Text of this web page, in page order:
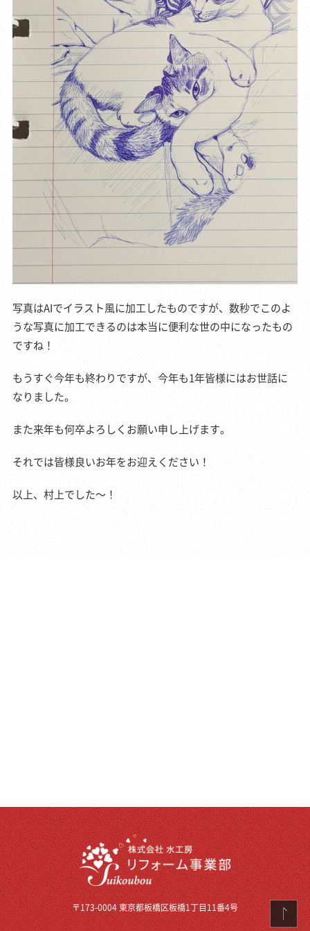
写真はAIでイラスト風に加工したものですが、数秒でこのよ
うな写真に加工できるのは本当に便利な世の中になったもの
ですね！
もうすぐ今年も終わりですが、今年も1年皆様にはお世話に
なりました。
また来年も何卒よろしくお願い申し上げます。
それでは皆様良いお年をお迎えください！
以上、村上でした～！
〒173-0004 東京都板橋区板橋1丁目11番4号